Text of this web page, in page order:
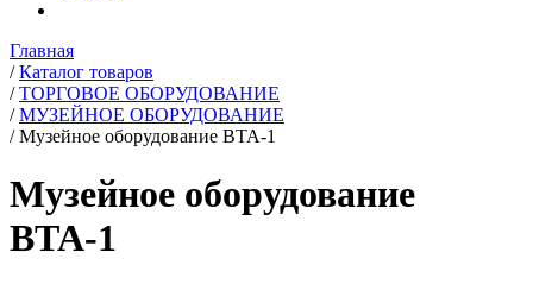
Главная
/ Каталог товаров
/ ТОРГОВОЕ ОБОРУДОВАНИЕ
/ МУЗЕЙНОЕ ОБОРУДОВАНИЕ
/ Музейное оборудование ВТА-1
Музейное оборудование
ВТА-1